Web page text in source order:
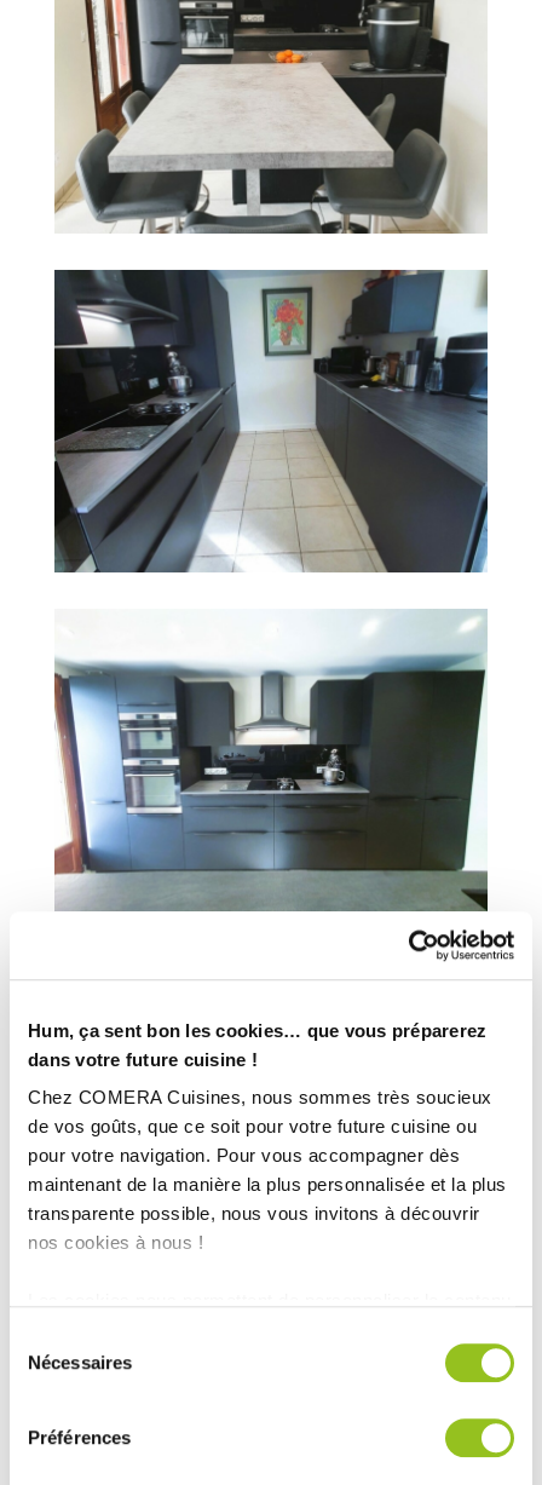
Hum, ça sent bon les cookies… que vous préparerez
dans votre future cuisine !
Chez COMERA Cuisines, nous sommes très soucieux
de vos goûts, que ce soit pour votre future cuisine ou
pour votre navigation. Pour vous accompagner dès
maintenant de la manière la plus personnalisée et la plus
transparente possible, nous vous invitons à découvrir
nos cookies à nous !
médias sociaux et d'analyser notre trafic. Nous
partageons également des informations sur l'utilisation de
notre site avec nos partenaires de médias sociaux, de
publicité et d'analyse, qui peuvent combiner celles-ci
Nécessaires
Préférences
INFORMATIONS
TECHNIQUES :
Ville :TRESSERVE(73)